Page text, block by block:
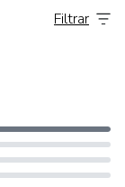
Filtrar